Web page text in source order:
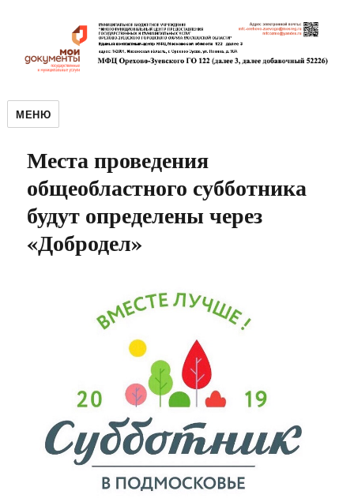
МЕНЮ
Места проведения
общеобластного субботника
будут определены через
«Добродел»